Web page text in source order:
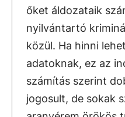
őket áldozataik
nyilvántartó
közül. Ha hinni
adatoknak, ez az
számítás szerint
jogosult, de sokak